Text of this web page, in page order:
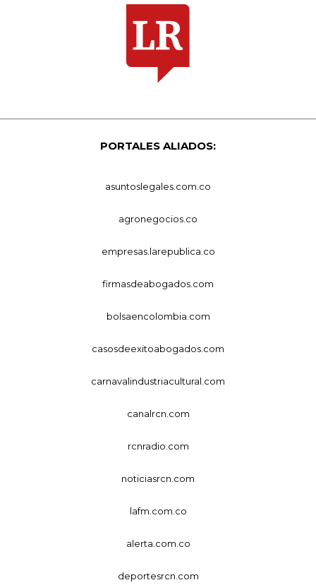
PORTALES ALIADOS:
asuntoslegales.com.co
agronegocios.co
empresas.larepublica.co
firmasdeabogados.com
bolsaencolombia.com
casosdeexitoabogados.com
carnavalindustriacultural.com
canalrcn.com
rcnradio.com
noticiasrcn.com
lafm.com.co
alerta.com.co
deportesrcn.com